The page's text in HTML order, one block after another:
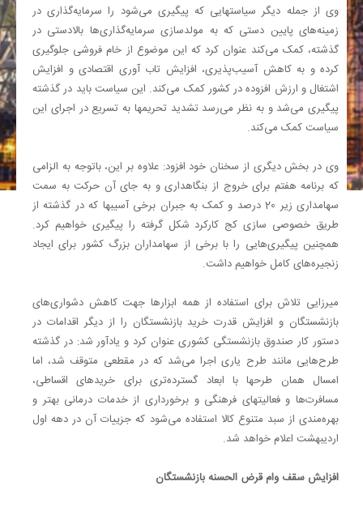
وی از جمله دیگر سیاستهایی که پیگیری می‌شود را سرمایه‌گذاری در
زمینه‌های پایین دستی که به مولدسازی سرمایه‌گذاری‌ها بالادستی در
گذشته، کمک می‌کند عنوان کرد که این موضوع از خام فروشی جلوگیری
کرده و به کاهش آسیب‌پذیری، افزایش تاب آوری اقتصادی و افزایش
اشتغال و ارزش افزوده در کشور کمک می‌کند. این سیاست باید در گذشته
پیگیری می‌شد و به نظر می‌رسد تشدید تحریمها به تسریع در اجرای این
سیاست کمک می‌کند.
وی در بخش دیگری از سخنان خود افزود: علاوه بر این، باتوجه به الزامی
که برنامه هفتم برای خروج از بنگاهداری و به جای آن حرکت به سمت
سهامداری زیر 20 درصد و کمک به جبران برخی آسیبها که در گذشته از
طریق خصوصی سازی کج کارکرد شکل گرفته را پیگیری خواهیم کرد.
همچنین پیگیری‌هایی را با برخی از سهامداران بزرگ کشور برای ایجاد
زنجیره‌های کامل خواهیم داشت.
میرزایی تلاش برای استفاده از همه ابزارها جهت کاهش دشواری‌های
بازنشستگان و افزایش قدرت خرید بازنشستگان را از دیگر اقدامات در
دستور کار صندوق بازنشستگی کشوری عنوان کرد و یادآور شد: در گذشته
طرح‌هایی مانند طرح یاری اجرا می‌شد که در مقطعی متوقف شد، اما
امسال همان طرحها با ابعاد گسترده‌تری برای خریدهای اقساطی،
مسافرت‌ها و فعالیتهای فرهنگی و برخورداری از خدمات درمانی بهتر و
بهره‌مندی از سبد متنوع کالا استفاده می‌شود که جزییات آن در دهه اول
اردیبهشت اعلام خواهد شد.
افزایش سقف وام قرض الحسنه بازنشستگان